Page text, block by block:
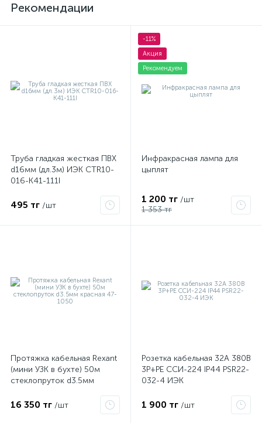
Рекомендации
Труба гладкая жесткая ПВХ
d16мм (дл.3м) ИЭК CTR10-
016-K41-111I
495 тг /шт
-11%
Акция
Рекомендуем
Инфракрасная лампа для
цыплят
1 200 тг /шт
1 353 тг
Протяжка кабельная Rexant
(мини УЗК в бухте) 50м
стеклопруток d3.5мм
16 350 тг /шт
Розетка кабельная 32А 380В
3P+PЕ ССИ-224 IP44 PSR22-
032-4 ИЭК
1 900 тг /шт